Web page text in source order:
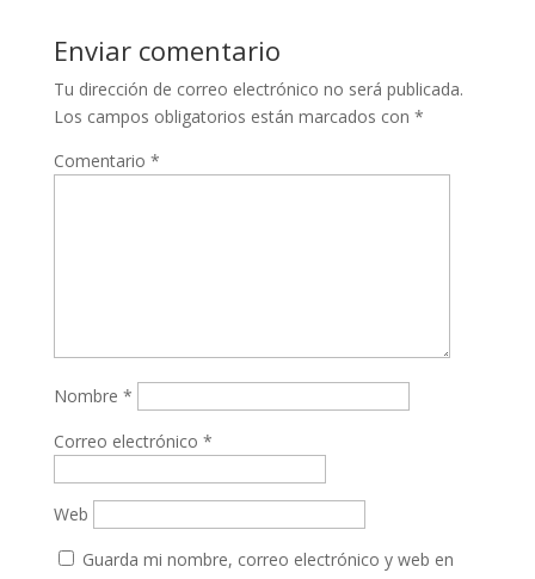
Enviar comentario
Tu dirección de correo electrónico no será publicada.
Los campos obligatorios están marcados con *
Comentario *
Nombre *
Correo electrónico *
Web
Guarda mi nombre, correo electrónico y web en